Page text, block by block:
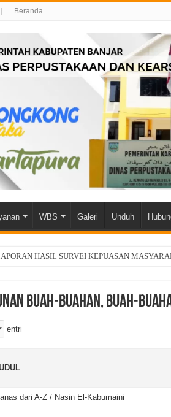
Beranda
WBS Galeri Unduh
HASIL SURVEI KEPUASAN
Buah-buahan, Buah-
entri
dari A-Z / Nasin El-Kabumaini